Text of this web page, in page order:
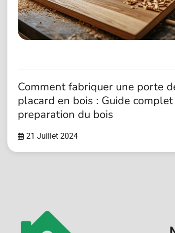
Comment fabriquer une porte
placard en bois : Guide
preparation du bois
21 Juillet 2024